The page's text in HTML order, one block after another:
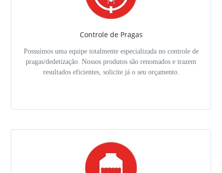
Controle de Pragas
Possuímos uma equipe totalmente especializada no controle de
pragas/dedetização. Nossos produtos são renomados e trazem
resultados eficientes, solicite já o seu orçamento.